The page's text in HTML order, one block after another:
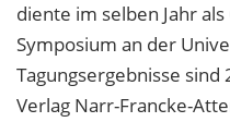
diente im selben Jahr
Symposium an der
Tagungsergebnisse
Verlag Narr-Francke-